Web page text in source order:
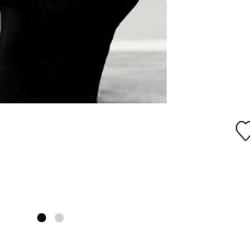
lista dei desideri